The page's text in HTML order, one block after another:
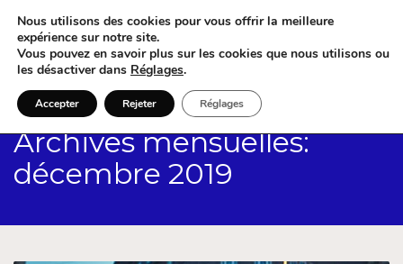
Archives mensuelles:
décembre 2019
Nous utilisons des cookies pour vous offrir la meilleure
expérience sur notre site.
Vous pouvez en savoir plus sur les cookies que nous utilisons ou
les désactiver dans Réglages.
Accepter Rejeter Réglages